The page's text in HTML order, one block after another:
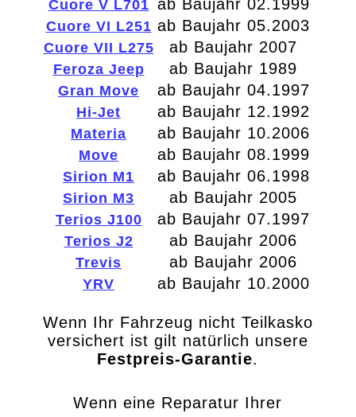
Cuore V L701 ab Baujahr 02.1999
Cuore VI L251 ab Baujahr 05.2003
Cuore VII L275 ab Baujahr 2007
Feroza Jeep ab Baujahr 1989
Gran Move ab Baujahr 04.1997
Hi-Jet ab Baujahr 12.1992
Materia ab Baujahr 10.2006
Move ab Baujahr 08.1999
Sirion M1 ab Baujahr 06.1998
Sirion M3 ab Baujahr 2005
Terios J100 ab Baujahr 07.1997
Terios J2 ab Baujahr 2006
Trevis ab Baujahr 2006
YRV ab Baujahr 10.2000
Wenn Ihr Fahrzeug nicht Teilkasko
versichert ist gilt natürlich unsere
Festpreis-Garantie.
Wenn eine Reparatur Ihrer